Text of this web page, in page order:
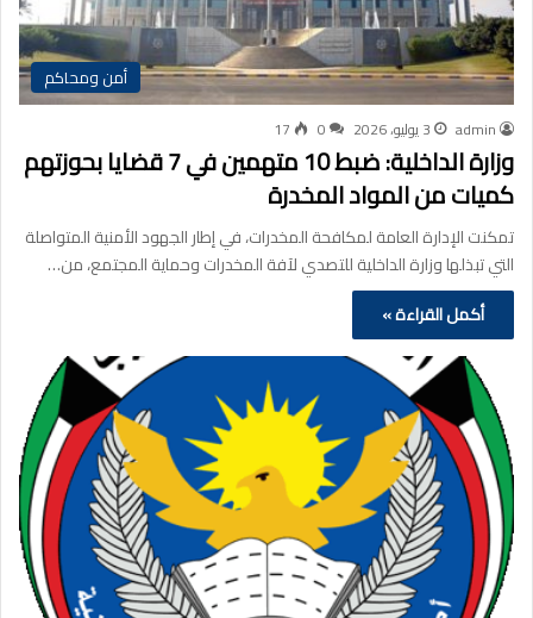
أمن ومحاكم
admin 3 يوليو، 2026 0
17
وزارة الداخلية: ضبط 10 متهمين في 7 قضايا بحوزتهم
كميات من المواد المخدرة
تمكنت الإدارة العامة لمكافحة المخدرات، في إطار الجهود الأمنية المتواصلة
التي تبذلها وزارة الداخلية للتصدي لآفة المخدرات وحماية المجتمع، من…
أكمل القراءة »